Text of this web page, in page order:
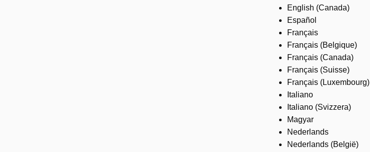
English (Canada)
Español
Français
Français (Belgique)
Français (Canada)
Français (Suisse)
Français (Luxembourg)
Italiano
Italiano (Svizzera)
Magyar
Nederlands
Nederlands (België)